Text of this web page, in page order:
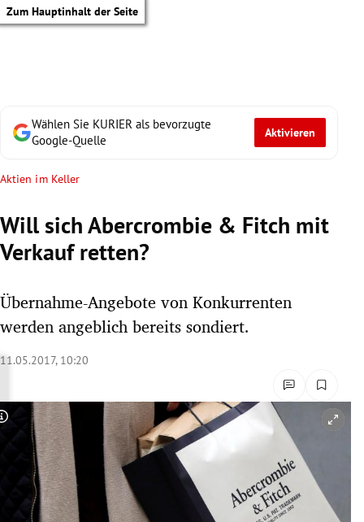
Zum Hauptinhalt der Seite
Untermenü
Untermenü
Untermenü
Wählen Sie KURIER als bevorzugte
Google-Quelle
Aktivieren
Aktien im Keller
Will sich Abercrombie & Fitch mit
Verkauf retten?
Übernahme-Angebote von Konkurrenten
werden angeblich bereits sondiert.
11.05.2017, 10:20
Copyright-Hinweis öffnen/schließen